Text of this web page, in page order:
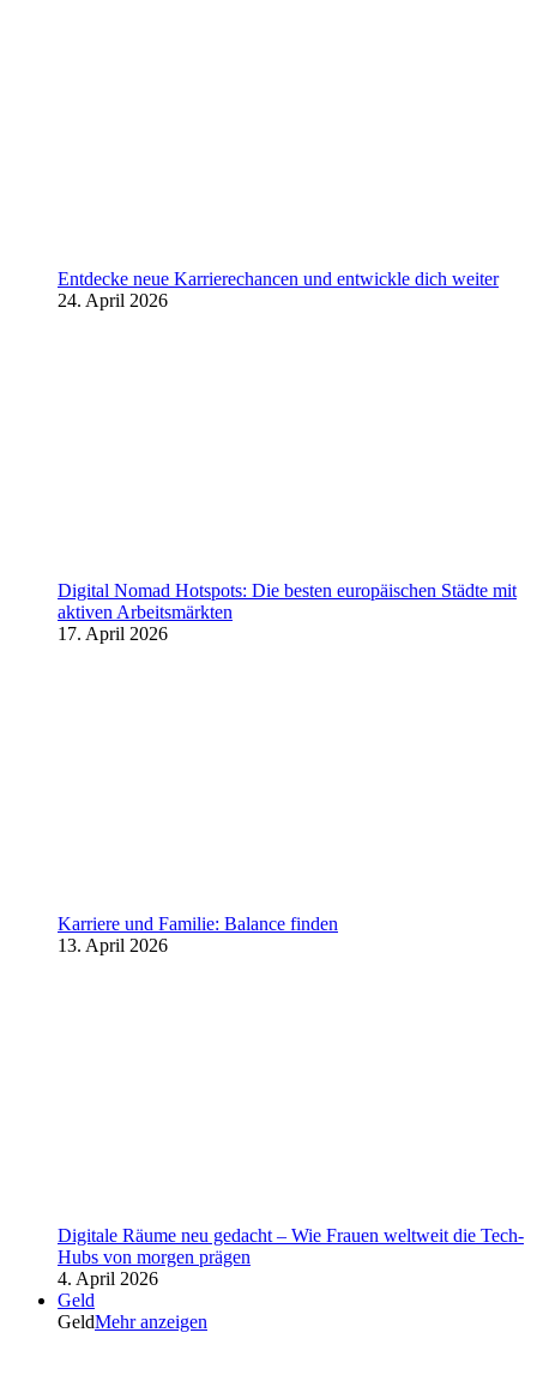
Entdecke neue Karrierechancen und entwickle dich weiter
24. April 2026
Digital Nomad Hotspots: Die besten europäischen Städte mit
aktiven Arbeitsmärkten
17. April 2026
Karriere und Familie: Balance finden
13. April 2026
Digitale Räume neu gedacht – Wie Frauen weltweit die Tech-
Hubs von morgen prägen
4. April 2026
Geld
GeldMehr anzeigen